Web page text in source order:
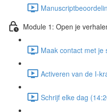
Module 1: Open je
Maak contact met je
Activeren van de I-
Schrijf elke dag